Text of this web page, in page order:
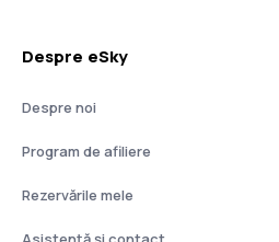
Despre eSky
Despre noi
Program de afiliere
Rezervările mele